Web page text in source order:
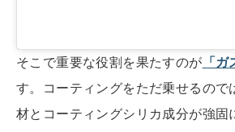
そこで重要な役割を果たすのが 「
す。コーティングをただ乗せるので
材とコーティングシリカ成分が強固